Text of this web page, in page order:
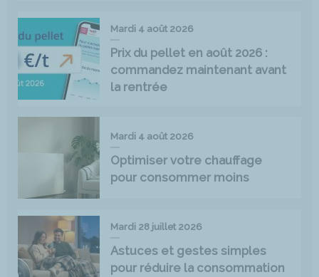
Mardi 4 août 2026
Prix du pellet en août 2026 :
commandez maintenant avant
la rentrée
Mardi 4 août 2026
Optimiser votre chauffage
pour consommer moins
Mardi 28 juillet 2026
Astuces et gestes simples
pour réduire la consommation